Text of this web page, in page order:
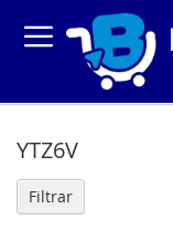
YTZ6V
Filtrar